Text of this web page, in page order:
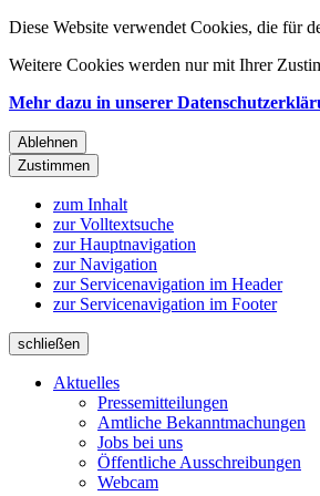
Diese Website verwendet Cookies, die für
Weitere Cookies werden nur mit Ihrer
Mehr dazu in unserer
Ablehnen
Zustimmen
zum Inhalt
zur Volltextsuche
zur Hauptnavigation
zur Navigation
zur Servicenavigation im Header
zur Servicenavigation im Footer
schließen
Aktuelles
Pressemitteilungen
Amtliche Bekanntmachungen
Jobs bei uns
Öffentliche Ausschreibungen
Webcam